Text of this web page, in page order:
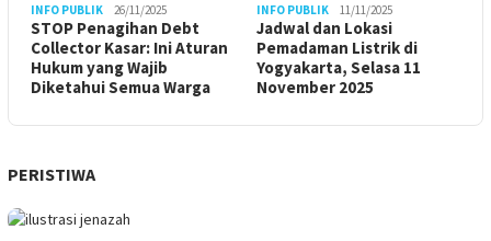
INFO PUBLIK 26/11/2025
STOP Penagihan Debt
Collector Kasar: Ini Aturan
Hukum yang Wajib
Diketahui Semua Warga
INFO PUBLIK 11/11/2025
Jadwal dan Lokasi
Pemadaman Listrik di
Yogyakarta, Selasa 11
November 2025
PERISTIWA